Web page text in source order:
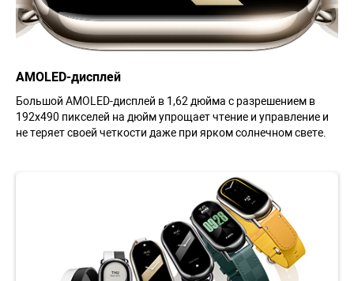
AMOLED-дисплей
Большой AMOLED-дисплей в 1,62 дюйма с разрешением в
192x490 пикселей на дюйм упрощает чтение и управление и
не теряет своей четкости даже при ярком солнечном свете.